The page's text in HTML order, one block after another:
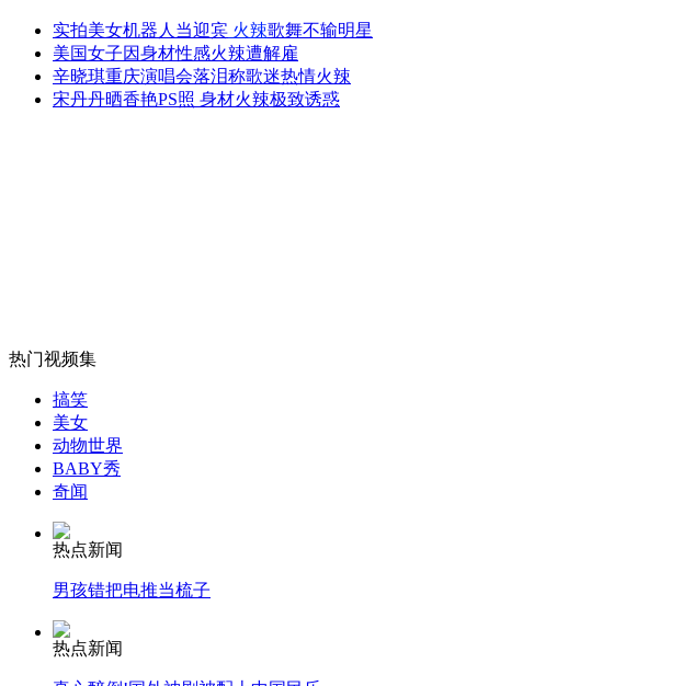
误吃发光棒棒糖 女童变成"香肠嘴"
无痛分娩是否安全 医生回应
外交部：反对强权政治霸凌主义
外交部：有关国家言论片面不公正
实拍美女机器人当迎宾 火辣歌舞不输明星
美国女子因身材性感火辣遭解雇
辛晓琪重庆演唱会落泪称歌迷热情火辣
宋丹丹晒香艳PS照 身材火辣极致诱惑
热门视频集
搞笑
美女
动物世界
BABY秀
奇闻
热点新闻
男孩错把电推当梳子
热点新闻